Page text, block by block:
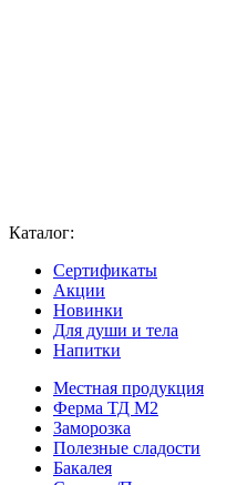
Каталог:
Сертификаты
Акции
Новинки
Для души и тела
Напитки
Местная продукция
Ферма ТД М2
Заморозка
Полезные сладости
Бакалея